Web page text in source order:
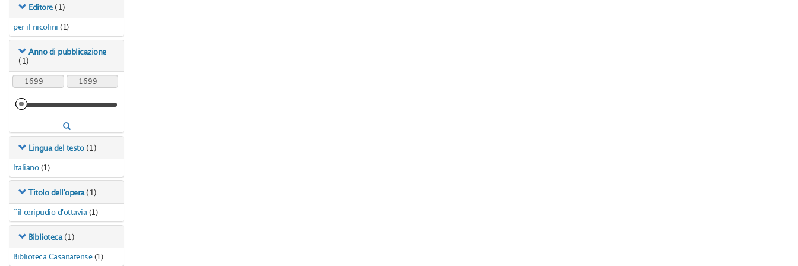
Editore (1)
per il nicolini (1)
Anno di pubblicazione
(1)
Lingua del testo (1)
Italiano (1)
Titolo dell'opera (1)
il ripudio d'ottavia (1)
Biblioteca (1)
Biblioteca Casanatense (1)